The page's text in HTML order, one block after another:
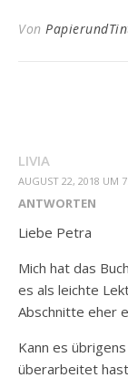
Von
LIVIA
AUGUST 22, 2018 UM
ANTWORTEN
Liebe Petra
Mich hat das
es als leichte
Abschnitte eher
Kann es
überarbeitet